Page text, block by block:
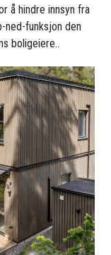
å hindre innsyn fra
ned-funksjon den
boligeiere..